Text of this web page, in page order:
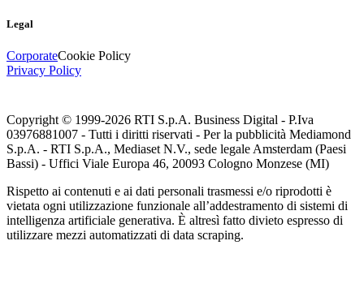
Legal
CorporateCookie Policy
Privacy Policy
Copyright © 1999-2026 RTI S.p.A. Business Digital - P.Iva
03976881007 - Tutti i diritti riservati - Per la pubblicità Mediamond
S.p.A. - RTI S.p.A., Mediaset N.V., sede legale Amsterdam (Paesi
Bassi) - Uffici Viale Europa 46, 20093 Cologno Monzese (MI)
Rispetto ai contenuti e ai dati personali trasmessi e/o riprodotti è
vietata ogni utilizzazione funzionale all’addestramento di sistemi di
intelligenza artificiale generativa. È altresì fatto divieto espresso di
utilizzare mezzi automatizzati di data scraping.